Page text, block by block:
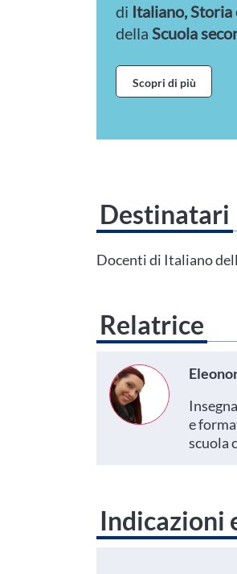
di Italiano, Storia
della Scuola
Scopri di più
Destinatari
Questo evento non è
Docenti di Italiano
Relatrice
e
scuola
Indicazioni